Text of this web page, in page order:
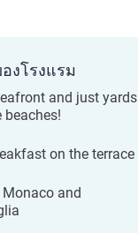
งโรงแรม
and just yards
on the terrace
Monaco and